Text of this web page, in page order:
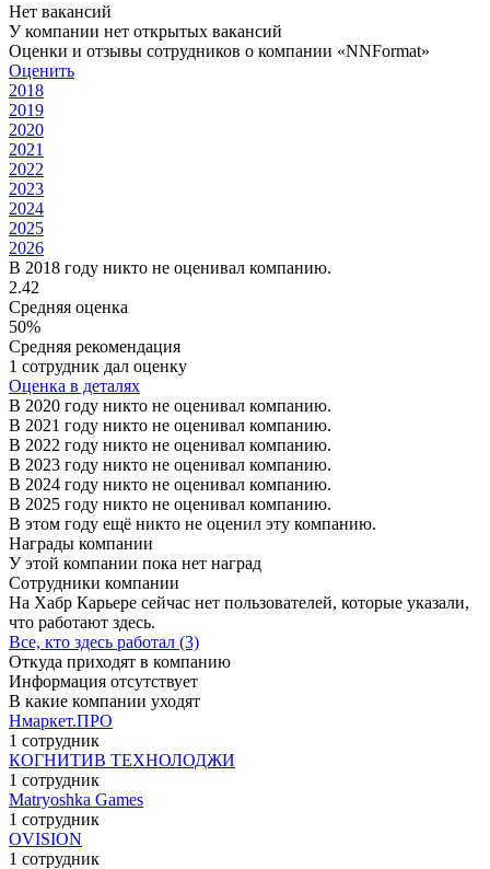
Нет вакансий
У компании нет открытых вакансий
Оценки и отзывы сотрудников о компании «NNFormat»
Оценить
2018
2019
2020
2021
2022
2023
2024
2025
2026
В 2018 году никто не оценивал компанию.
2.42
Средняя оценка
50%
Средняя рекомендация
1 сотрудник дал оценку
Оценка в деталях
В 2020 году никто не оценивал компанию.
В 2021 году никто не оценивал компанию.
В 2022 году никто не оценивал компанию.
В 2023 году никто не оценивал компанию.
В 2024 году никто не оценивал компанию.
В 2025 году никто не оценивал компанию.
В этом году ещё никто не оценил эту компанию.
Награды компании
У этой компании пока нет наград
Сотрудники компании
На Хабр Карьере сейчас нет пользователей, которые указали,
что работают здесь.
Все, кто здесь работал (3)
Откуда приходят в компанию
Информация отсутствует
В какие компании уходят
Нмаркет.ПРО
1 сотрудник
КОГНИТИВ ТЕХНОЛОДЖИ
1 сотрудник
Matryoshka Games
1 сотрудник
OVISION
1 сотрудник